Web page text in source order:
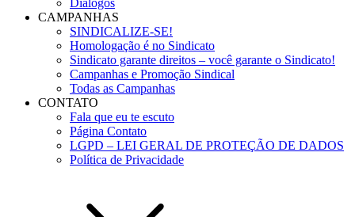
CAMPANHAS
SINDICALIZE-SE!
Homologação é no Sindicato
Sindicato garante direitos – você garante o Sindicato!
Campanhas e Promoção Sindical
Todas as Campanhas
CONTATO
Fala que eu te escuto
Página Contato
LGPD – LEI GERAL DE PROTEÇÃO DE DADOS
Política de Privacidade